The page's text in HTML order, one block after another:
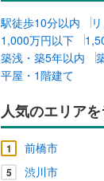
駅徒歩10分以内
1,000万円以下
築浅・築5年以内
平屋・1階建て
人気のエリア
1 前橋市
5 渋川市